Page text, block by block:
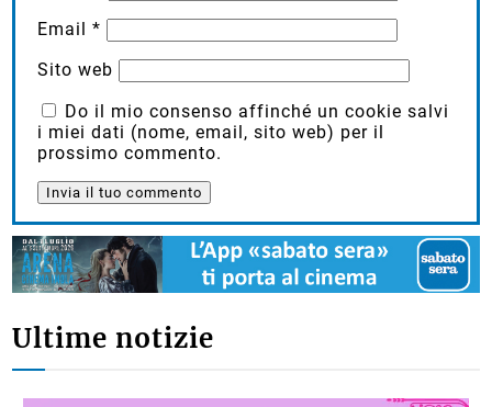
Email*
Sito web
Do il mio consenso affinché un cookie salvi
i miei dati (nome, email, sito web) per il
prossimo commento.
Ultime notizie